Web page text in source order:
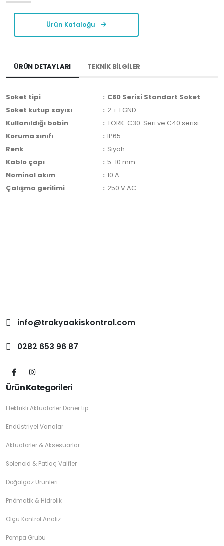
Ürün Kataloğu
ÜRÜN DETAYLARI TEKNİK BİLGİLER
Soket tipi : C80 Serisi Standart Soket
Soket kutup sayısı
: 2 + 1 GND
Kullanıldığı bobin
: TORK C30 Seri ve C40 serisi
Koruma sınıfı
: IP65
Renk
: Siyah
Kablo çapı
: 5-10 mm
Nominal akım
: 10 A
Çalışma gerilimi
: 250 V AC
info@trakyaakiskontrol.com
0282 653 96 87
Ürün Kategorileri
Elektrikli Aktüatörler Döner tip
Endüstriyel Vanalar
Aktüatörler & Aksesuarlar
Solenoid & Patlaç Valfler
Doğalgaz Ürünleri
Pnömatik & Hidrolik
Ölçü Kontrol Analiz
Pompa Grubu